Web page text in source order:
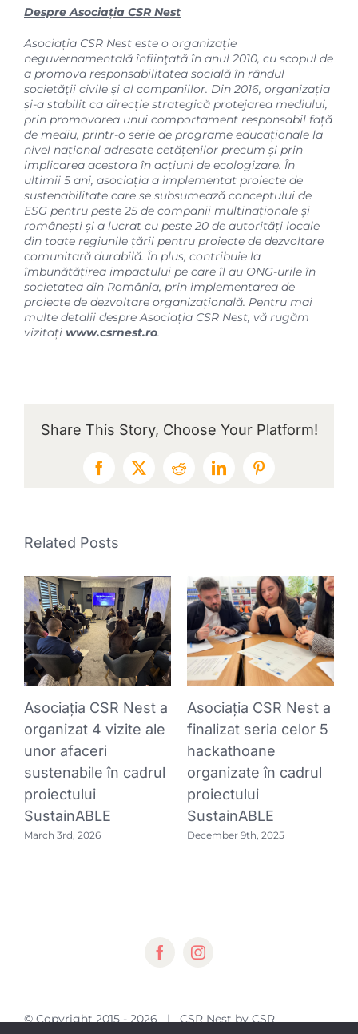
Despre Asociația CSR Nest
Asociația CSR Nest este o organizație
neguvernamentală înfiinţată în anul 2010, cu scopul de
a promova responsabilitatea socială în rândul
societăţii civile şi al companiilor. Din 2016, organizația
și-a stabilit ca direcție strategică protejarea mediului,
prin promovarea unui comportament responsabil față
de mediu, printr-o serie de programe educaționale la
nivel național adresate cetățenilor precum și prin
implicarea acestora în acțiuni de ecologizare. În
ultimii 5 ani, asociația a implementat proiecte de
sustenabilitate care se subsumează conceptului de
ESG pentru peste 25 de companii multinaționale și
românești și a lucrat cu peste 20 de autorități locale
din toate regiunile țării pentru proiecte de dezvoltare
comunitară durabilă. În plus, contribuie la
îmbunătățirea impactului pe care îl au ONG-urile în
societatea din România, prin implementarea de
proiecte de dezvoltare organizațională. Pentru mai
multe detalii despre Asociația CSR Nest, vă rugăm
vizitați www.csrnest.ro.
Share This Story, Choose Your Platform!
Facebook
X RedditLinkedInPinterest
Related Posts
Asociația CSR Nest a
organizat 4 vizite ale
unor afaceri
sustenabile în cadrul
proiectului
SustainABLE
March 3rd, 2026
Asociația CSR Nest a
finalizat seria celor 5
hackathoane
organizate în cadrul
proiectului
SustainABLE
December 9th, 2025
© Copyright 2015 -2026 | CSR Nest byCSR